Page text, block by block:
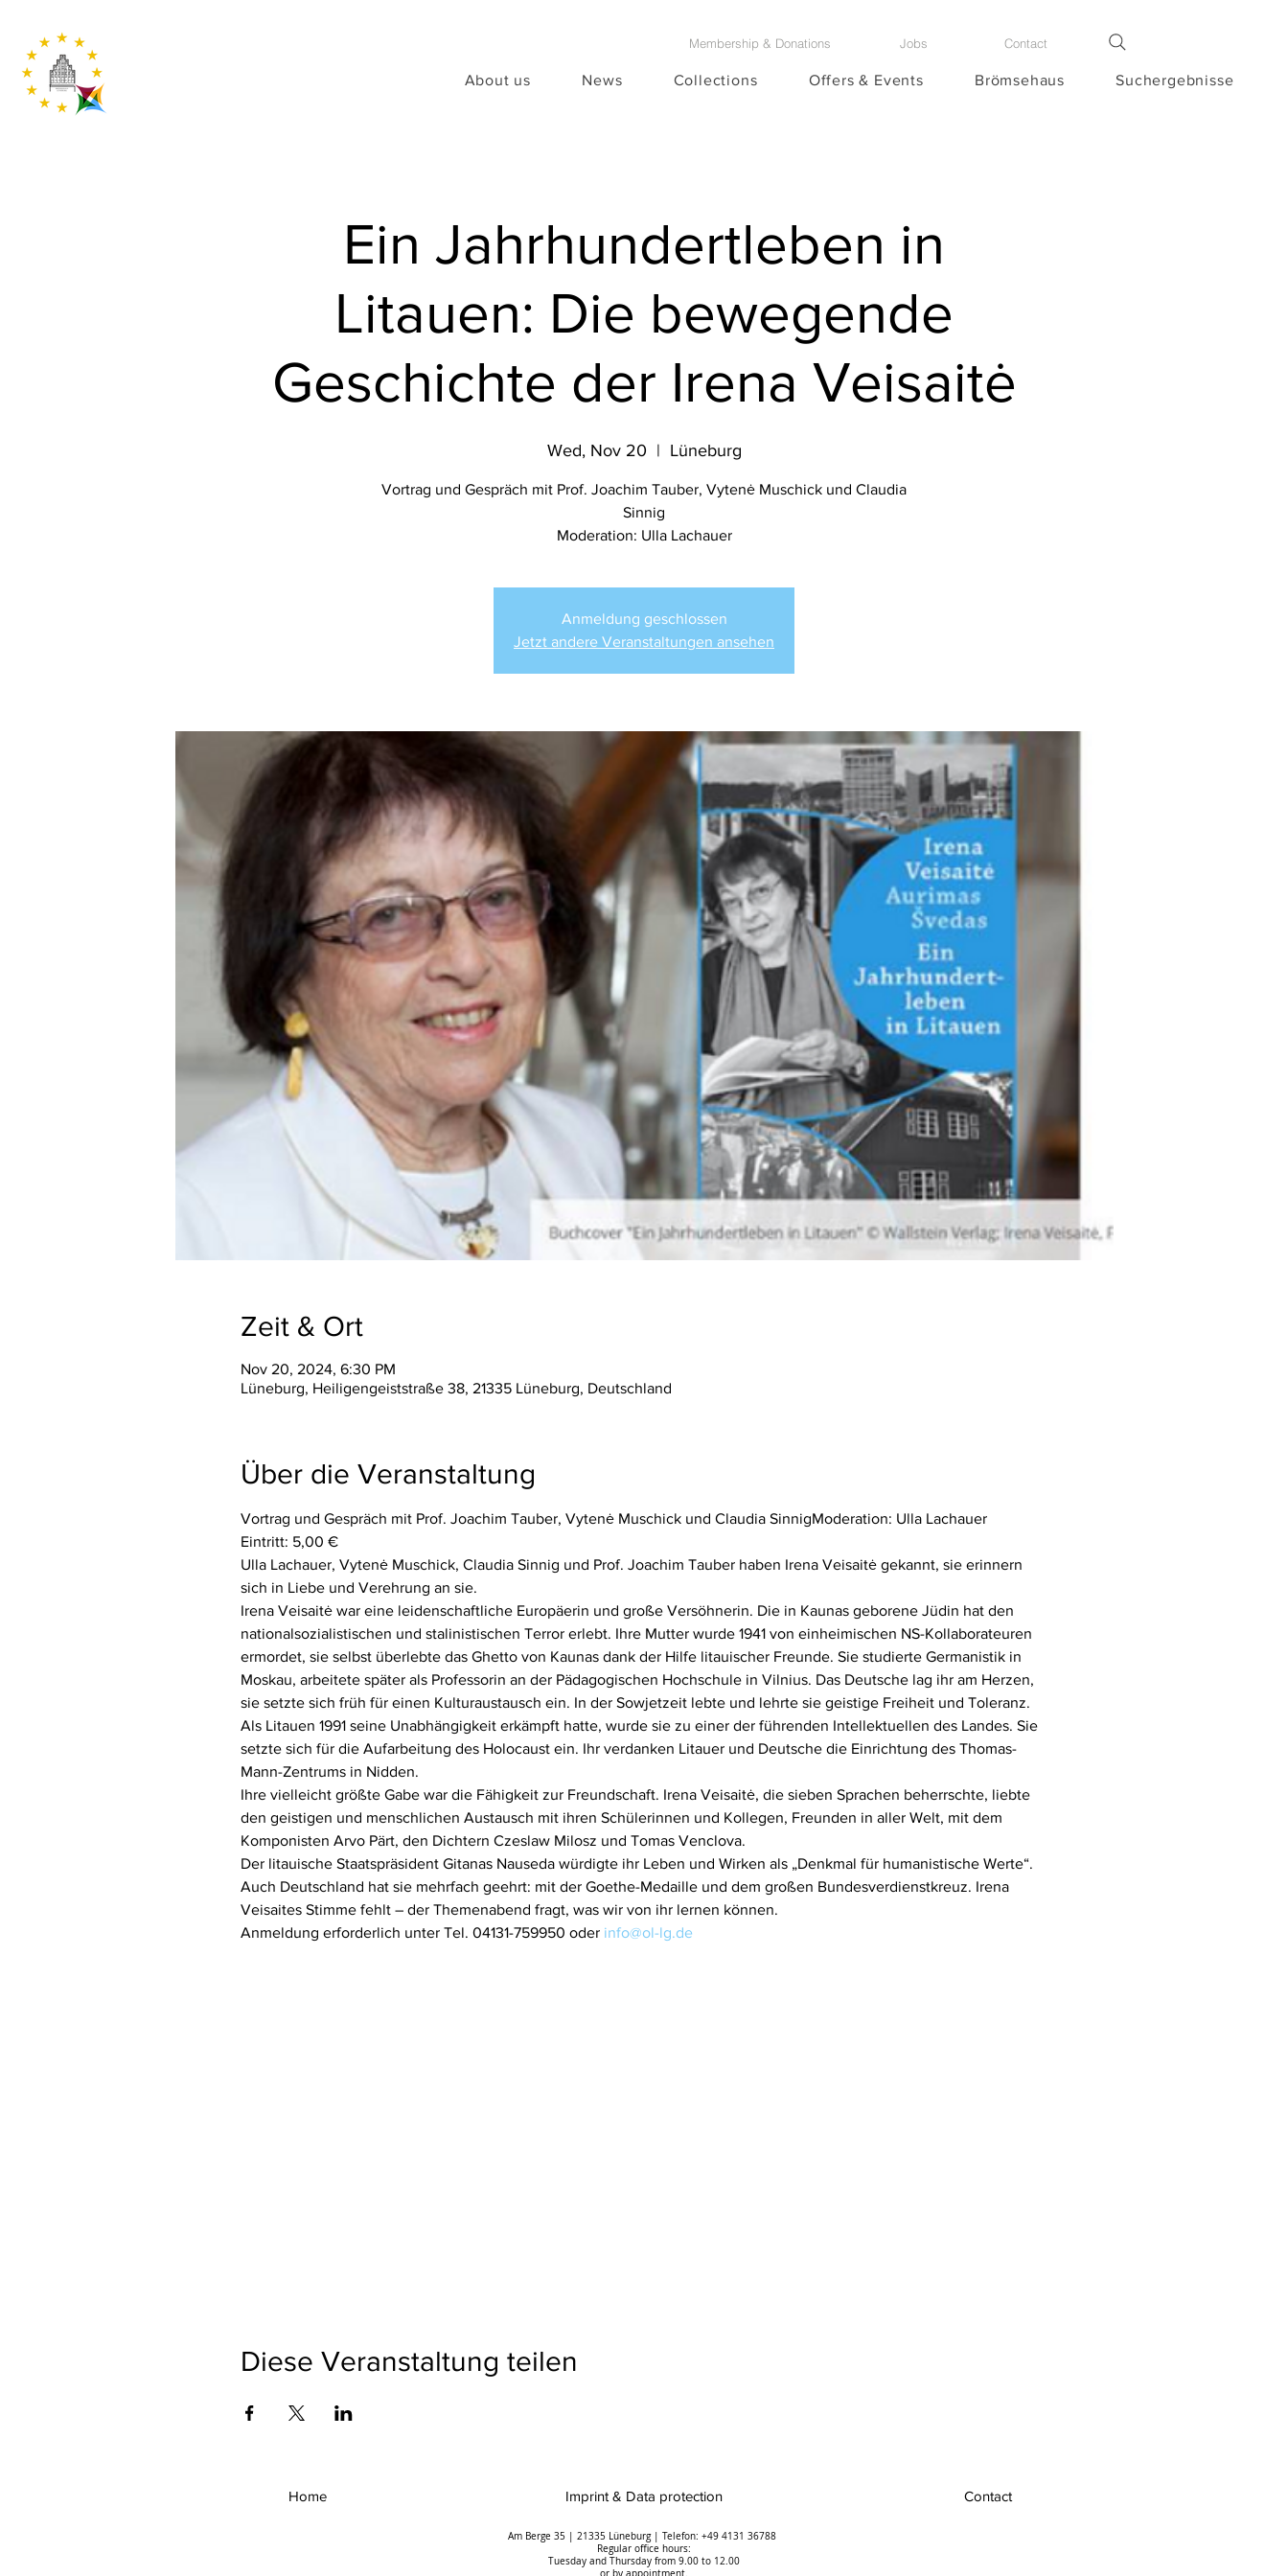
Jobs Contact
About us News Collections Offers & Events Brömsehaus Suchergebnisse
Membership & Donations
Ein Jahrhundertleben in
Litauen: Die bewegende
Geschichte der Irena Veisaitė
Wed, Nov 20
  |
Lüneburg
Vortrag und Gespräch mit Prof. Joachim Tauber, Vytenė Muschick und Claudia
Sinnig
Moderation: Ulla Lachauer
Anmeldung geschlossen
Jetzt andere Veranstaltungen ansehen
Zeit & Ort
Nov 20, 2024, 6:30 PM
Lüneburg, Heiligengeiststraße 38, 21335 Lüneburg, Deutschland
Über die Veranstaltung
Vortrag und Gespräch mit Prof. Joachim Tauber, Vytenė Muschick und Claudia SinnigModeration: Ulla Lachauer
Eintritt: 5,00 €
Ulla Lachauer, Vytenė Muschick, Claudia Sinnig und Prof. Joachim Tauber haben Irena Veisaitė gekannt, sie erinnern
sich in Liebe und Verehrung an sie.
Irena Veisaitė war eine leidenschaftliche Europäerin und große Versöhnerin. Die in Kaunas geborene Jüdin hat den
nationalsozialistischen und stalinistischen Terror erlebt. Ihre Mutter wurde 1941 von einheimischen NS-Kollaborateuren
ermordet, sie selbst überlebte das Ghetto von Kaunas dank der Hilfe litauischer Freunde. Sie studierte Germanistik in
Moskau, arbeitete später als Professorin an der Pädagogischen Hochschule in Vilnius. Das Deutsche lag ihr am Herzen,
sie setzte sich früh für einen Kulturaustausch ein. In der Sowjetzeit lebte und lehrte sie geistige Freiheit und Toleranz.
Als Litauen 1991 seine Unabhängigkeit erkämpft hatte, wurde sie zu einer der führenden Intellektuellen des Landes. Sie
setzte sich für die Aufarbeitung des Holocaust ein. Ihr verdanken Litauer und Deutsche die Einrichtung des Thomas-
Mann-Zentrums in Nidden.
Ihre vielleicht größte Gabe war die Fähigkeit zur Freundschaft. Irena Veisaitė, die sieben Sprachen beherrschte, liebte
den geistigen und menschlichen Austausch mit ihren Schülerinnen und Kollegen, Freunden in aller Welt, mit dem
Komponisten Arvo Pärt, den Dichtern Czeslaw Milosz und Tomas Venclova.
Der litauische Staatspräsident Gitanas Nauseda würdigte ihr Leben und Wirken als „Denkmal für humanistische Werte“.
Auch Deutschland hat sie mehrfach geehrt: mit der Goethe-Medaille und dem großen Bundesverdienstkreuz. Irena
Veisaites Stimme fehlt – der Themenabend fragt, was wir von ihr lernen können.
Anmeldung erforderlich unter Tel. 04131-759950 oder info@ol-lg.de
Diese Veranstaltung teilen
Home Imprint & Data protection Contact
Am Berge 35 | 21335 Lüneburg | Telefon: +49 4131 36788
Regular office hours:
Tuesday and Thursday from 9.00 to 12.00